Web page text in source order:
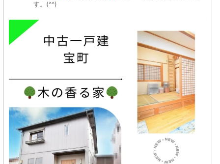
す。(^^)